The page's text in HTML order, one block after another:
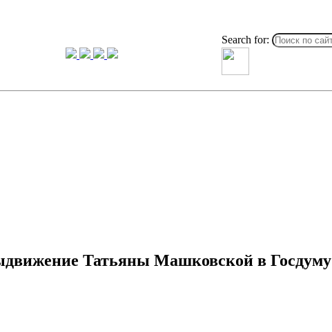
Search for:
Татьяны Машковской в Госдуму